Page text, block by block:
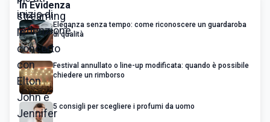
In Evidenza
Eleganza senza tempo: come riconoscere un guardaroba
di qualità
Festival annullato o line-up modificata: quando è possibile
chiedere un rimborso
5 consigli per scegliere i profumi da uomo